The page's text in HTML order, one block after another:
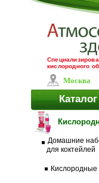
кислородного
Каталог
Домашние
для коктейлей
Кислородные